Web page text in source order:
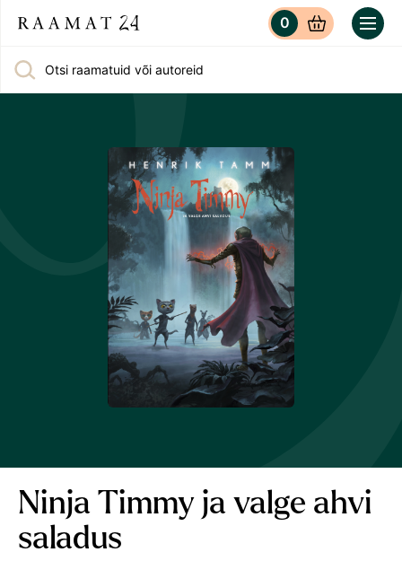
Otsi raamatuid või autoreid
0
Ninja Timmy ja valge ahvi
saladus